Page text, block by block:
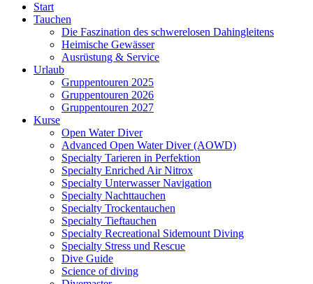
Start
Tauchen
Die Faszination des schwerelosen Dahingleitens
Heimische Gewässer
Ausrüstung & Service
Urlaub
Gruppentouren 2025
Gruppentouren 2026
Gruppentouren 2027
Kurse
Open Water Diver
Advanced Open Water Diver (AOWD)
Specialty Tarieren in Perfektion
Specialty Enriched Air Nitrox
Specialty Unterwasser Navigation
Specialty Nachttauchen
Specialty Trockentauchen
Specialty Tieftauchen
Specialty Recreational Sidemount Diving
Specialty Stress und Rescue
Dive Guide
Science of diving